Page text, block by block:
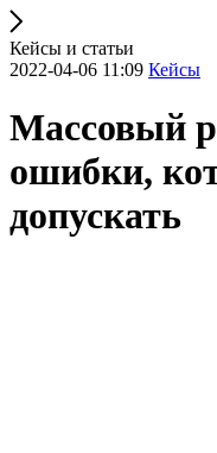
Кейсы и статьи
2022-04-06 11:09 Кейсы
Массовый
ошибки,
допускать